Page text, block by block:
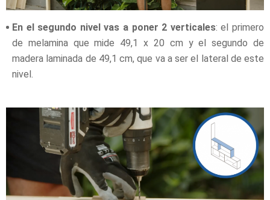
En el segundo nivel vas a poner 2 verticales: el primero
de melamina que mide 49,1 x 20 cm y el segundo de
madera laminada de 49,1 cm, que va a ser el lateral de este
nivel.